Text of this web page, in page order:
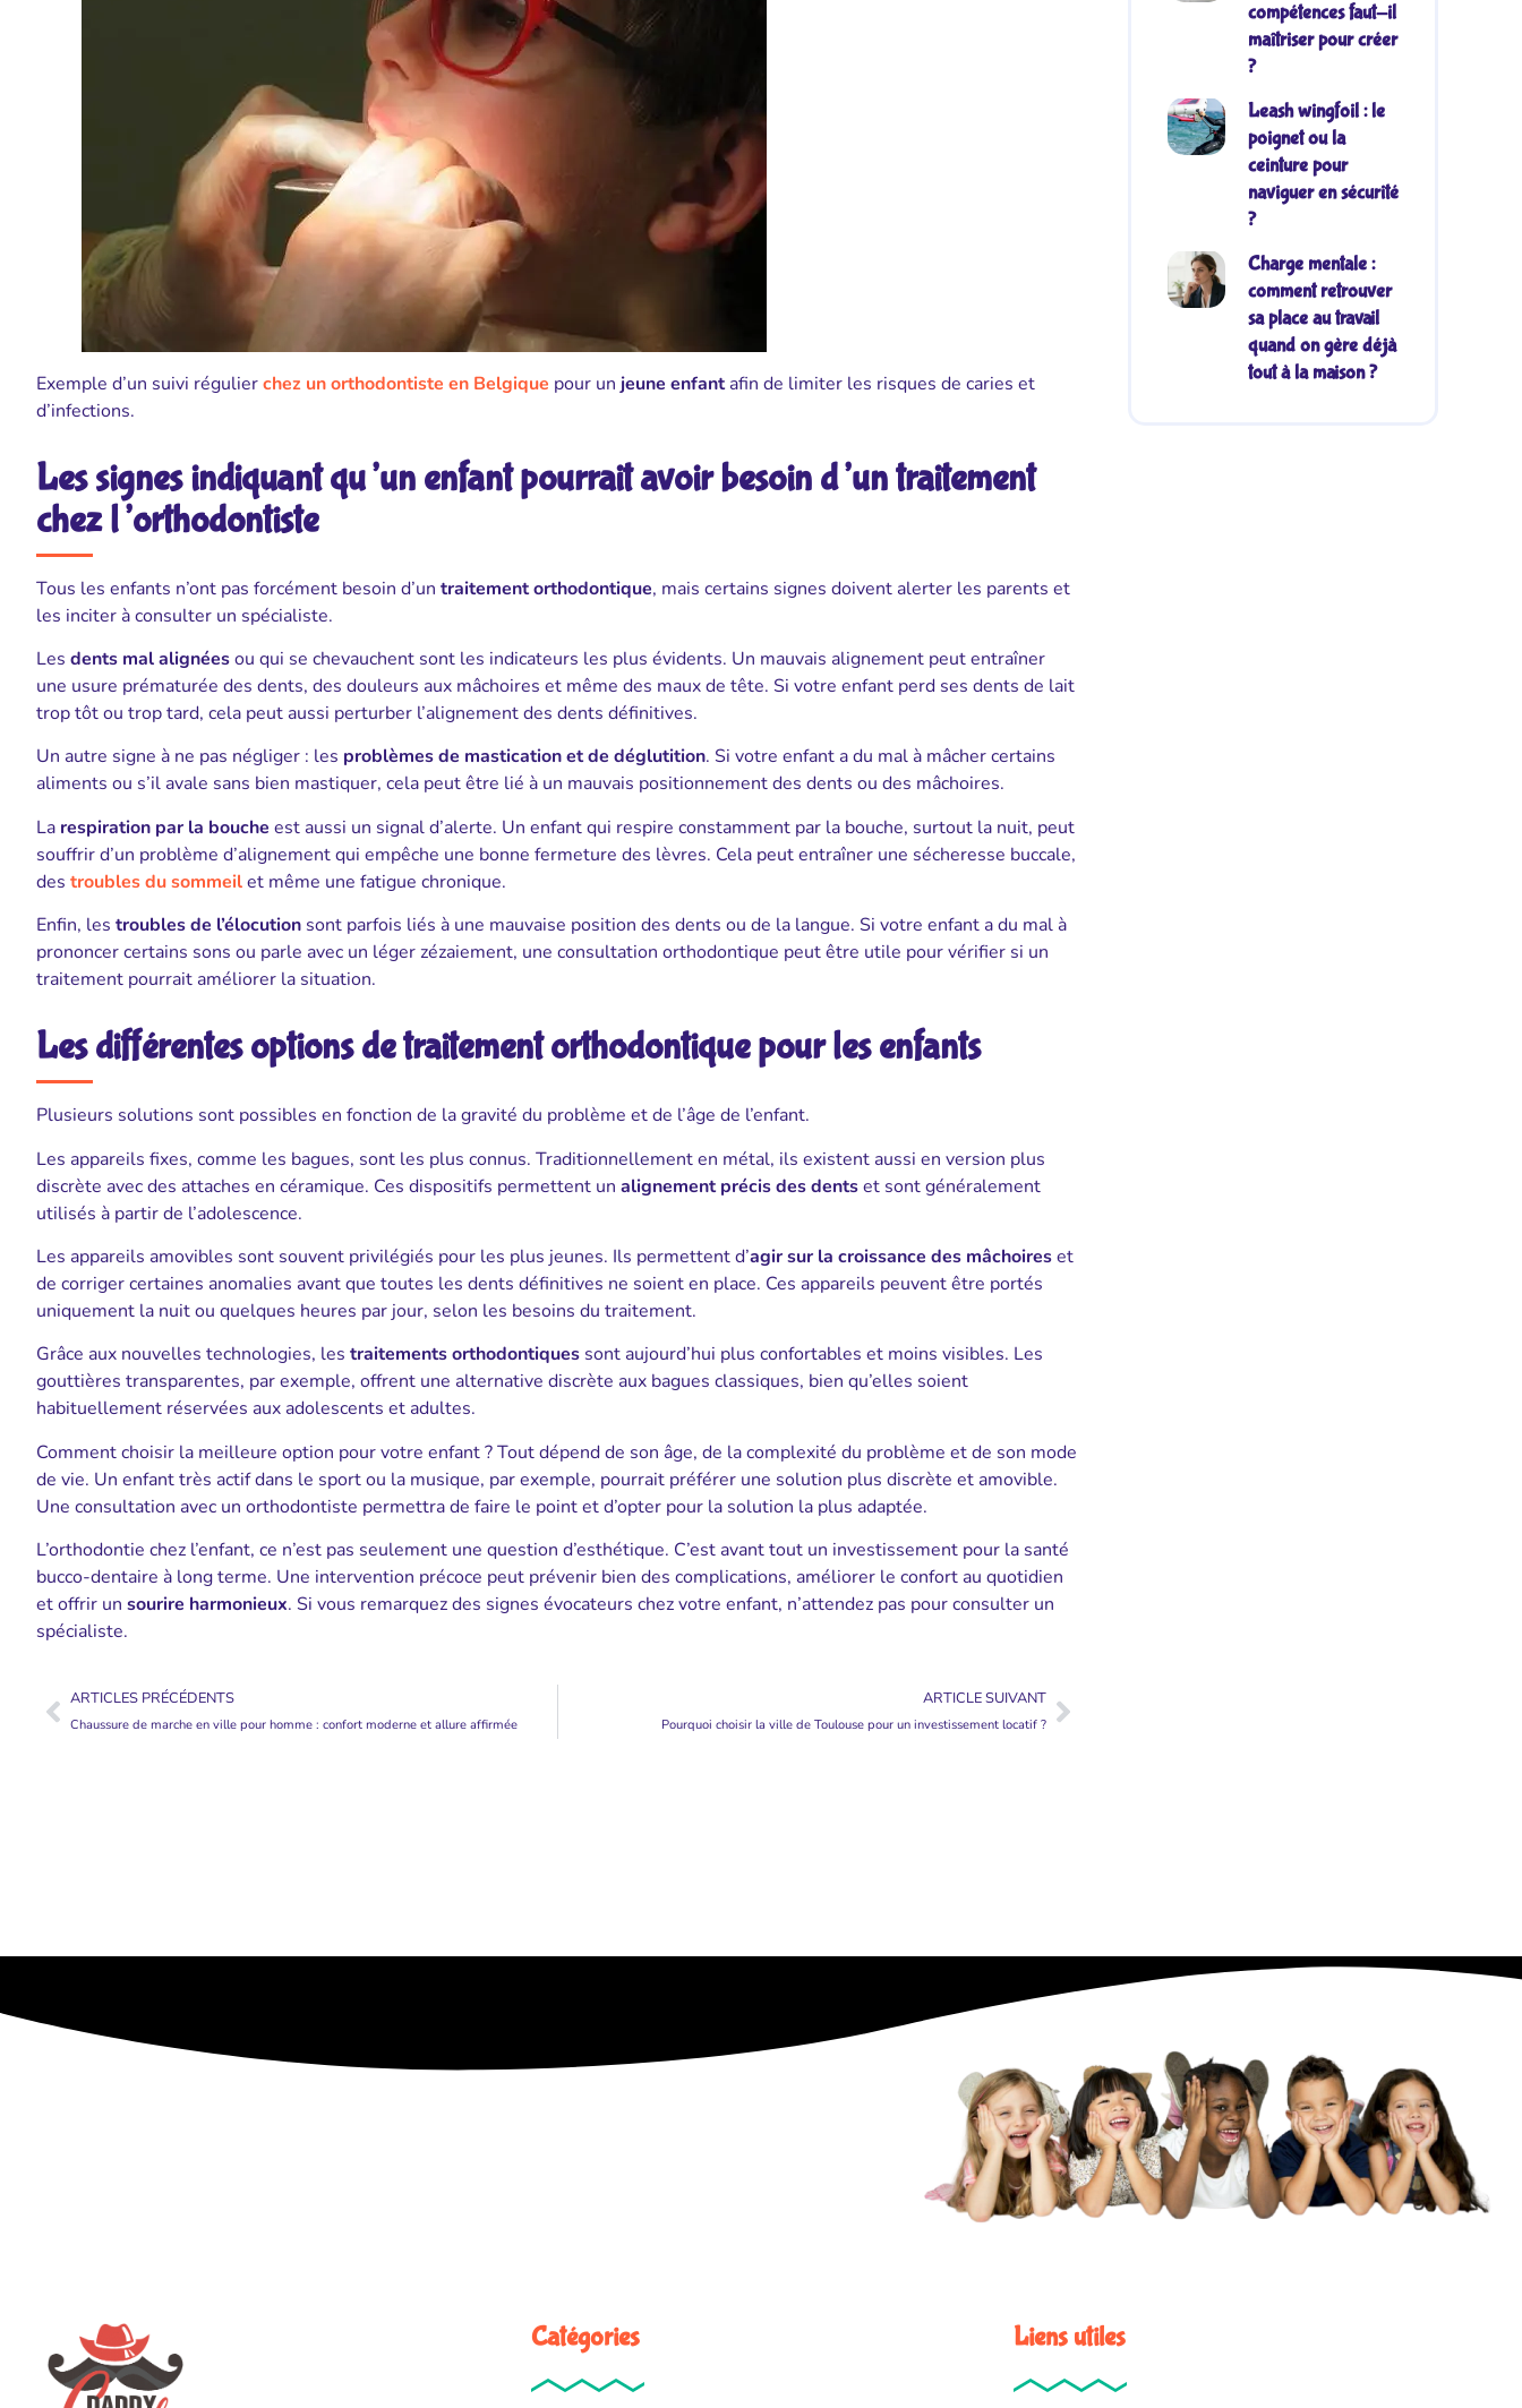
Exemple d’un suivi régulierchez un orthodontiste en Belgique pour un jeune enfantafin de limiter les risques de caries et
d’infections.
Les signes indiquant qu’un enfant pourrait avoir besoin d’un traitement
chez l’orthodontiste
Tous les enfants n’ont pas forcément besoin d’un traitement orthodontique, mais certains signes doivent alerter les parents et
les inciter à consulter un spécialiste.
Les dents mal alignéesou qui se chevauchent sont les indicateurs les plus évidents. Un mauvais alignement peut entraîner
une usure prématurée des dents, des douleurs aux mâchoires et même des maux de tête. Si votre enfant perd ses dents de lait
trop tôt ou trop tard, cela peut aussi perturber l’alignement des dents définitives.
Un autre signe à ne pas négliger : les problèmes de mastication et de déglutition. Si votre enfant a du mal à mâcher certains
aliments ou s’il avale sans bien mastiquer, cela peut être lié à un mauvais positionnement des dents ou des mâchoires.
La respiration par la bouche est aussi un signal d’alerte. Un enfant qui respire constamment par la bouche, surtout la nuit, peut
souffrir d’un problème d’alignement qui empêche une bonne fermeture des lèvres. Cela peut entraîner une sécheresse buccale,
des troubles du sommeilet même une fatigue chronique.
Enfin, les troubles de l’élocution sont parfois liés à une mauvaise position des dents ou de la langue. Si votre enfant a du mal à
prononcer certains sons ou parle avec un léger zézaiement, une consultation orthodontique peut être utile pour vérifier si un
traitement pourrait améliorer la situation.
Les différentes options de traitement orthodontique pour les enfants
Plusieurs solutions sont possibles en fonction de la gravité du problème et de l’âge de l’enfant.
Les appareils fixes, comme les bagues, sont les plus connus. Traditionnellement en métal, ils existent aussi en version plus
discrète avec des attaches en céramique. Ces dispositifs permettent un alignement précis des dentset sont généralement
utilisés à partir de l’adolescence.
Les appareils amovibles sont souvent privilégiés pour les plus jeunes. Ils permettent d’agir sur la croissance des mâchoireset
de corriger certaines anomalies avant que toutes les dents définitives ne soient en place. Ces appareils peuvent être portés
uniquement la nuit ou quelques heures par jour, selon les besoins du traitement.
Grâce aux nouvelles technologies, les traitements orthodontiques sont aujourd’hui plus confortables et moins visibles. Les
gouttières transparentes, par exemple, offrent une alternative discrète aux bagues classiques, bien qu’elles soient
habituellement réservées aux adolescents et adultes.
Comment choisir la meilleure option pour votre enfant ? Tout dépend de son âge, de la complexité du problème et de son mode
de vie. Un enfant très actif dans le sport ou la musique, par exemple, pourrait préférer une solution plus discrète et amovible.
Une consultation avec un orthodontiste permettra de faire le point et d’opter pour la solution la plus adaptée.
L’orthodontie chez l’enfant, ce n’est pas seulement une question d’esthétique. C’est avant tout un investissement pour la santé
bucco-dentaire à long terme. Une intervention précoce peut prévenir bien des complications, améliorer le confort au quotidien
et offrir un sourire harmonieux. Si vous remarquez des signes évocateurs chez votre enfant, n’attendez pas pour consulter un
spécialiste.
ARTICLES PRÉCÉDENTS
Chaussure de marche en ville pour homme : confort moderne et allure affirmée
ARTICLE SUIVANT
Pourquoi choisir la ville de Toulouse pour un investissement locatif ?
compétences faut-il
maîtriser pour créer
?
Leash wingfoil : le
poignet ou la
ceinture pour
naviguer en sécurité
?
Charge mentale :
comment retrouver
sa place au travail
quand on gère déjà
tout à la maison ?
Catégories Liens utiles